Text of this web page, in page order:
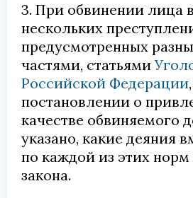
3. При обвинении лица
нескольких
предусмотренных
частями, статьями
Российской Федерации
постановлении о
качестве обвиняемого
указано, какие деяния
по каждой из этих норм
закона.